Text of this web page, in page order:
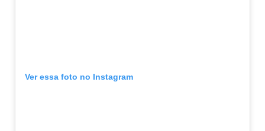
Ver essa foto no Instagram